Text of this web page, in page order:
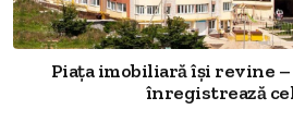
Piața imobiliară își revine
înregistrează